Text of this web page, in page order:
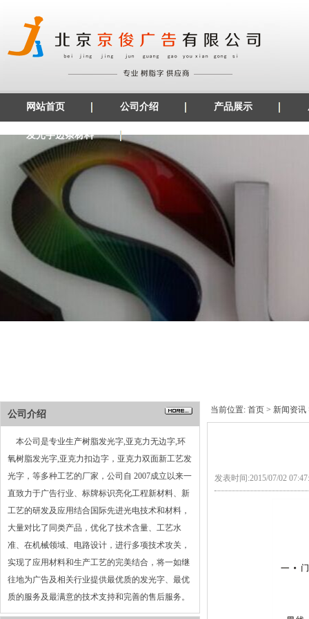
网站首页 公司介绍 产品展示
发光字边条材料
公司介绍
本公司是专业生产树脂发光字,亚克力无边字,环
氧树脂发光字,亚克力扣边字，亚克力双面新工艺发
光字，等多种工艺的厂家，公司自 2007成立以来一
直致力于广告行业、标牌标识亮化工程新材料、新
工艺的研发及应用结合国际先进光电技术和材料，
大量对比了同类产品，优化了技术含量、工艺水
准、在机械领域、电路设计，进行多项技术攻关，
实现了应用材料和生产工艺的完美结合，将一如继
往地为广告及相关行业提供最优质的发光字、最优
质的服务及最满意的技术支持和完善的售后服务。
当前位置: 首页 > 新闻资讯
发表时间:2015/07/02